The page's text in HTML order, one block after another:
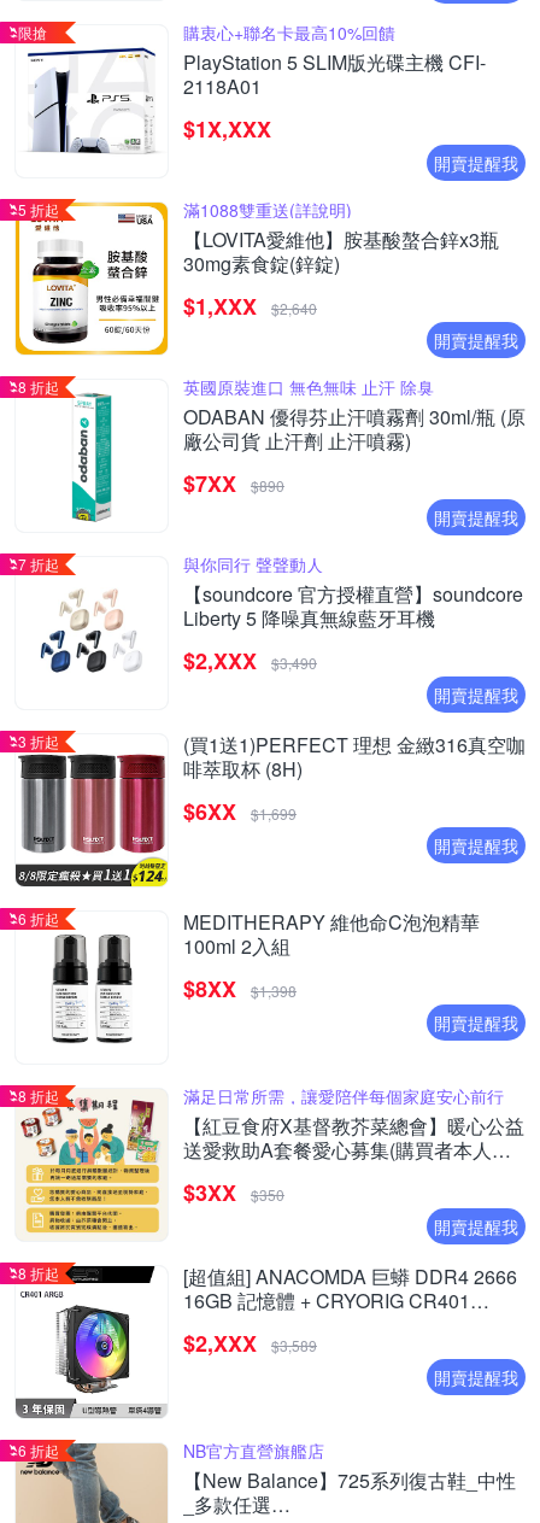
限搶 購衷心+聯名卡最高10%回饋
PlayStation 5 SLIM版光碟主機 CFI-
2118A01
$1X,XXX
開賣提醒我
5 折起 滿1088雙重送(詳說明)
【LOVITA愛維他】胺基酸螯合鋅x3瓶
30mg素食錠(鋅錠)
$1,XXX $2,640
開賣提醒我
8 折起 英國原裝進口 無色無味 止汗 除臭
ODABAN 優得芬止汗噴霧劑 30ml/瓶 (原
廠公司貨 止汗劑 止汗噴霧)
$7XX $890
開賣提醒我
7 折起 與你同行 聲聲動人
【soundcore 官方授權直營】soundcore
Liberty 5 降噪真無線藍牙耳機
$2,XXX $3,490
開賣提醒我
3 折起
(買1送1)PERFECT 理想 金緻316真空咖
啡萃取杯 (8H)
$6XX $1,699
開賣提醒我
6 折起
MEDITHERAPY 維他命C泡泡精華
100ml 2入組
$8XX $1,398
開賣提醒我
8 折起 滿足日常所需，讓愛陪伴每個家庭安心前行
【紅豆食府X基督教芥菜總會】暖心公益
送愛救助A套餐愛心募集(購買者本人不
$3XX $350
開賣提醒我
8 折起
[超值組] ANACOMDA 巨蟒 DDR4 2666
16GB 記憶體 + CRYORIG CR401
$2,XXX $3,589
開賣提醒我
6 折起 NB官方直營旗艦店
【New Balance】725系列復古鞋_中性
_多款任選